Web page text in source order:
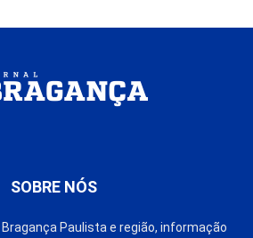
SOBRE NÓS
Paulista e região, informação